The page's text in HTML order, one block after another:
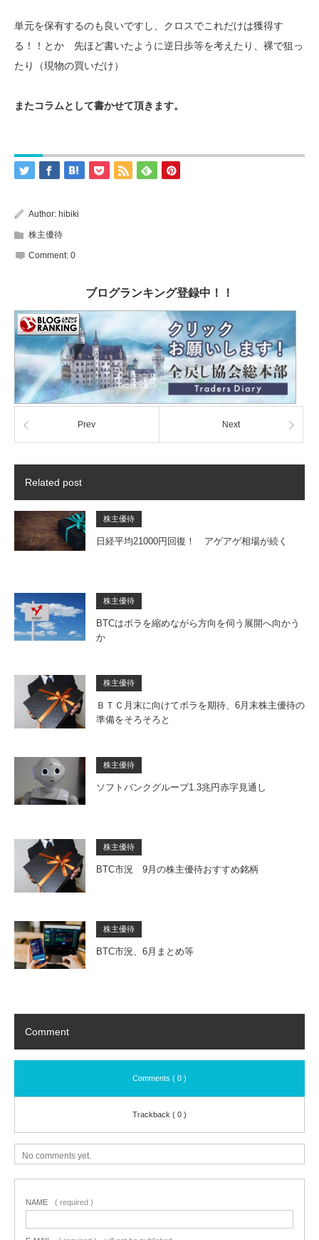
単元を保有するのも良いですし、クロスでこれだけは獲得す
る！！とか 先ほど書いたように逆日歩等を考えたり、裸で狙っ
たり（現物の買いだけ）
またコラムとして書かせて頂きます。
Author: hibiki
株主優待
Comment: 0
ブログランキング登録中！！
Prev Next
Related post
株主優待
日経平均21000円回復！ アゲアゲ相場が続く
株主優待
BTCはボラを縮めながら方向を伺う展開へ向かう
か
株主優待
ＢＴＣ月末に向けてボラを期待、6月末株主優待の
準備をそろそろと
株主優待
ソフトバンクグループ1.3兆円赤字見通し
株主優待
BTC市況 9月の株主優待おすすめ銘柄
株主優待
BTC市況、6月まとめ等
Comment
Comments ( 0 )
Trackback ( 0 )
No comments yet.
NAME ( required )